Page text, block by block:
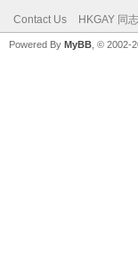
Contact Us HKGAY 同
Powered By MyBB , © 2002-